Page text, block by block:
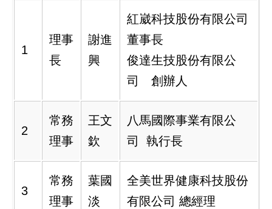
1
理事
長
謝進
興
紅崴科技股份有限公司
董事長
俊達生技股份有限公
司 創辦人
2
常務
理事
王文
欽
八馬國際事業有限公
司 執行長
3
常務
理事
葉國
淡
全美世界健康科技股份
有限公司 總經理